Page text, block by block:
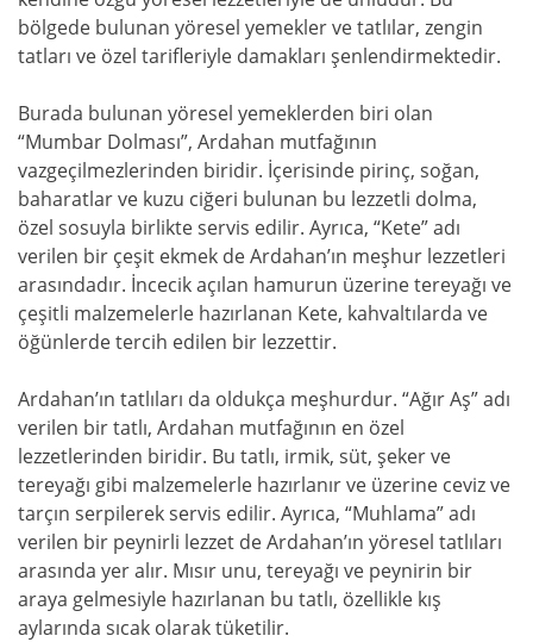
bölgede bulunan yöresel yemekler ve tatlılar, zengin
tatları ve özel tarifleriyle damakları şenlendirmektedir.
Burada bulunan yöresel yemeklerden biri olan
“Mumbar Dolması”, Ardahan mutfağının
vazgeçilmezlerinden biridir. İçerisinde pirinç, soğan,
baharatlar ve kuzu ciğeri bulunan bu lezzetli dolma,
özel sosuyla birlikte servis edilir. Ayrıca, “Kete” adı
verilen bir çeşit ekmek de Ardahan’ın meşhur lezzetleri
arasındadır. İncecik açılan hamurun üzerine tereyağı ve
çeşitli malzemelerle hazırlanan Kete, kahvaltılarda ve
öğünlerde tercih edilen bir lezzettir.
Ardahan’ın tatlıları da oldukça meşhurdur. “Ağır Aş” adı
verilen bir tatlı, Ardahan mutfağının en özel
lezzetlerinden biridir. Bu tatlı, irmik, süt, şeker ve
tereyağı gibi malzemelerle hazırlanır ve üzerine ceviz ve
tarçın serpilerek servis edilir. Ayrıca, “Muhlama” adı
verilen bir peynirli lezzet de Ardahan’ın yöresel tatlıları
arasında yer alır. Mısır unu, tereyağı ve peynirin bir
araya gelmesiyle hazırlanan bu tatlı, özellikle kış
aylarında sıcak olarak tüketilir.